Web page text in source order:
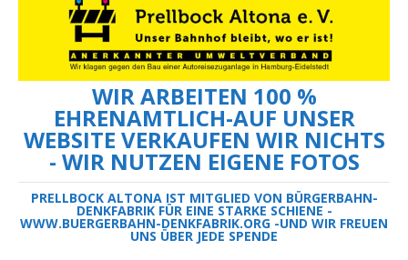
WIR ARBEITEN 100 %
EHRENAMTLICH-AUF UNSER
WEBSITE VERKAUFEN WIR NICHTS
- WIR NUTZEN EIGENE FOTOS
PRELLBOCK ALTONA IST MITGLIED VON BÜRGERBAHN-
DENKFABRIK FÜR EINE STARKE SCHIENE -
WWW.BUERGERBAHN-DENKFABRIK.ORG -UND WIR FREUEN
UNS ÜBER JEDE SPENDE